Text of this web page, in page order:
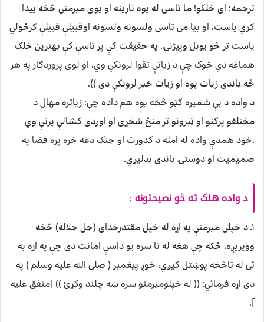
ترجمه: ای خلکو! ما تاسی له یوه نارینه او یوی میرمنی څخه پیدا
کړي یاست، او بیا می تاسی ولسونه ولسونه اوقبیلې قبیلې ګرځولي
یاست تر څو یوبل وپیژنۍ، په حقیقت کې پر تاسې کې بهترین خلک
هماغه دي څوک چې د زیاتې تقوا لرونکي وي، او لوی پروردګار په هر
څه باندی زیات پوه او زیات خبر لرونکې دی )).
د واده د بې شمیره ګټو څخه یوه هم داده چې: زیاتره مهال د
مختلفو پرګنو او ټبرونو تر منځ شخړی او اوږدی کشالې پرتې وي
،خود همدې واده له امله د کدورت او جنګ دغه خړه پړه فضا په
صمیمیت او دوستۍ باندی بدلیږي.
د واده هلک ته څو نصيحتونه :
۱ـ د خپلی میرمنې په اړه له خپل مقتدرخدای (جل جلاله) څخه
وویریږه، ځکه چې هغه له تا سره یو داسې امانت دی چې په اړه به
ئی له تاڅخه پوښتل کیږي، خوږ پیغمبر ( صلی الله علیه وسلم ) په
دی اړه فرمائي: (( له خپلومیرمنو سره ښه چلند وکړئ )) [متفق علیه
].